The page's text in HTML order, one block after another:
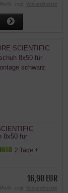
zzgl. Versandkosten
8x50 für
2 Tage +
16,90 EUR
zzgl. Versandkosten